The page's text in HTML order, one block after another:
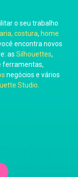
o seu trabalho
costura, home
encontra novos
as Silhouettes,
ferramentas,
negócios e vários
Studio